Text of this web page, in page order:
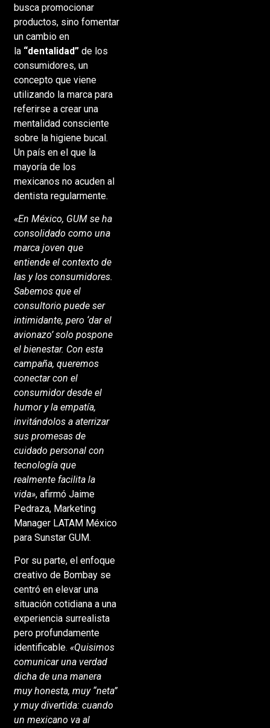
busca promocionar
productos, sino fomentar
un cambio en
la “dentalidad”de los
consumidores, un
concepto que viene
utilizando la marca para
referirse a crear una
mentalidad consciente
sobre la higiene bucal.
Un país en el que la
mayoría de los
mexicanos no acuden al
dentista regularmente.
«En México, GUM se ha
consolidado como una
marca joven que
entiende el contexto de
las y los consumidores.
Sabemos que el
consultorio puede ser
intimidante, pero ‘dar el
avionazo’ solo pospone
el bienestar. Con esta
campaña, queremos
conectar con el
consumidor desde el
humor y la empatía,
invitándolos a aterrizar
sus promesas de
cuidado personal con
tecnología que
realmente facilita la
vida», afirmó Jaime
Pedraza, Marketing
Manager LATAM México
para Sunstar GUM.
Por su parte, el enfoque
creativo de Bombay se
centró en elevar una
situación cotidiana a una
experiencia surrealista
pero profundamente
identificable. «Quisimos
comunicar una verdad
dicha de una manera
muy honesta, muy “neta”
y muy divertida: cuando
un mexicano va al